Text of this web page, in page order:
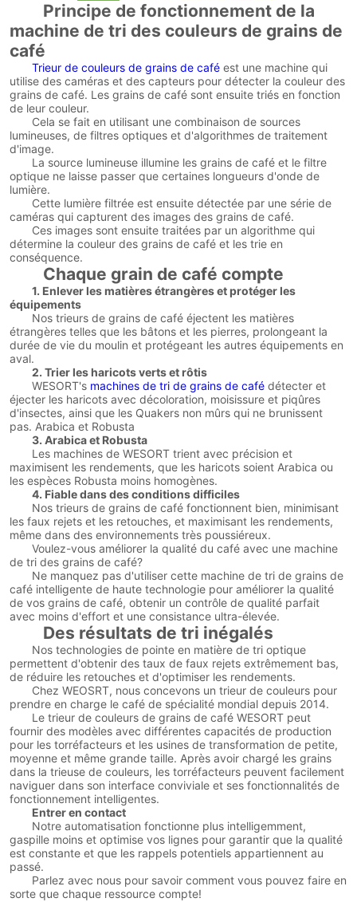
Principe de fonctionnement de la
machine de tri des couleurs de grains de
café
Trieur de couleurs de grains de café est une machine qui
utilise des caméras et des capteurs pour détecter la couleur des
grains de café. Les grains de café sont ensuite triés en fonction
de leur couleur.
Cela se fait en utilisant une combinaison de sources
lumineuses, de filtres optiques et d'algorithmes de traitement
d'image.
La source lumineuse illumine les grains de café et le filtre
optique ne laisse passer que certaines longueurs d'onde de
lumière.
Cette lumière filtrée est ensuite détectée par une série de
caméras qui capturent des images des grains de café.
Ces images sont ensuite traitées par un algorithme qui
détermine la couleur des grains de café et les trie en
conséquence.
Chaque grain de café compte
1. Enlever les matières étrangères et protéger les
équipements
Nos trieurs de grains de café éjectent les matières
étrangères telles que les bâtons et les pierres, prolongeant la
durée de vie du moulin et protégeant les autres équipements en
aval.
2. Trier les haricots verts et rôtis
WESORT's machines de tri de grains de café détecter et
éjecter les haricots avec décoloration, moisissure et piqûres
d'insectes, ainsi que les Quakers non mûrs qui ne brunissent
pas. Arabica et Robusta
3. Arabica et Robusta
Les machines de WESORT trient avec précision et
maximisent les rendements, que les haricots soient Arabica ou
les espèces Robusta moins homogènes.
4. Fiable dans des conditions difficiles
Nos trieurs de grains de café fonctionnent bien, minimisant
les faux rejets et les retouches, et maximisant les rendements,
même dans des environnements très poussiéreux.
Voulez-vous améliorer la qualité du café avec une machine
de tri des grains de café?
Ne manquez pas d'utiliser cette machine de tri de grains de
café intelligente de haute technologie pour améliorer la qualité
de vos grains de café, obtenir un contrôle de qualité parfait
avec moins d'effort et une consistance ultra-élevée.
Des résultats de tri inégalés
Nos technologies de pointe en matière de tri optique
permettent d'obtenir des taux de faux rejets extrêmement bas,
de réduire les retouches et d'optimiser les rendements.
Chez WEOSRT, nous concevons un trieur de couleurs pour
prendre en charge le café de spécialité mondial depuis 2014.
Le trieur de couleurs de grains de café WESORT peut
fournir des modèles avec différentes capacités de production
pour les torréfacteurs et les usines de transformation de petite,
moyenne et même grande taille. Après avoir chargé les grains
dans la trieuse de couleurs, les torréfacteurs peuvent facilement
naviguer dans son interface conviviale et ses fonctionnalités de
fonctionnement intelligentes.
Entrer en contact
Notre automatisation fonctionne plus intelligemment,
gaspille moins et optimise vos lignes pour garantir que la qualité
est constante et que les rappels potentiels appartiennent au
passé.
Parlez avec nous pour savoir comment vous pouvez faire en
sorte que chaque ressource compte!